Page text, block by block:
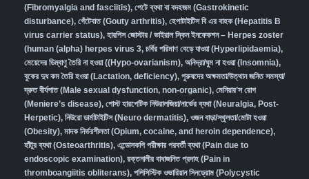
(Fibromyalgia and fasciitis), পেটে ব্যথা বা বদহজম (Gastrokinetic
disturbance), গেঁটেবাত (Gouty arthritis), হেপাটাইটিস বি এর বাহক (Hepatitis B
virus carrier status), হারপিস জোস্টার / ভাইরাল স্কিন ইনফেকশন – Herpes zoster
(human (alpha) herpes virus 3, চর্বির পরিমাণ বেড়ে যাওয়া (Hyperlipidaemia),
মেয়েদের ডিম্বাণু তৈরি না হওয়া ((Hypo-ovarianism), অনিদ্রা/ঘুম না হওয়া (Insomnia),
বুকের দুধ কম তৈরি হওয়া (Lactation, deficiency), পুরুষদের অক্ষমতা/উত্থান জনিত সমস্যা/
দ্রুত বীর্যপাত (Male sexual dysfunction, non-organic), মেনিয়ার’স রোগ
(Meniere’s disease), পোস্ট হারপেটিক নিউরালজিয়া/নার্ভের ব্যথা (Neuralgia, Post-
Herpetic), নিউরো ডার্মাটাইটিস (Neuro dermatitis), ওজন বাড়া/স্থূলতা/মোটা হওয়া
(Obesity), মাদক নির্ভরশীলতা (Opium, cocaine, and heroin dependence),
হাঁটুর ব্যথা (Osteoarthritis), এন্ডোসকপি পরীক্ষার পরবর্তী ব্যথা (Pain due to
endoscopic examination), রক্তনালীর বাধাজনিত প্রদাহ (Pain in
thromboangiitis obliterans), পলিসিস্টিক ওভারিয়ান সিনড্রোম (Polycystic